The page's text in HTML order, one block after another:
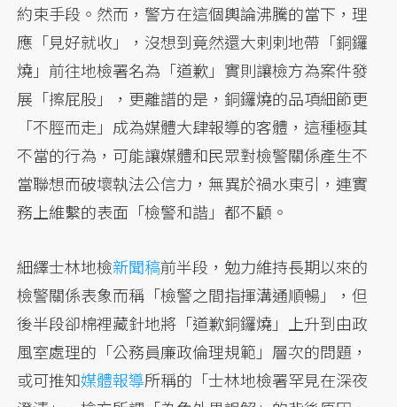
約束手段。然而，警方在這個輿論沸騰的當下，理
應「見好就收」，沒想到竟然還大剌剌地帶「銅鑼
燒」前往地檢署名為「道歉」實則讓檢方為案件發
展「擦屁股」，更離譜的是，銅鑼燒的品項細節更
「不脛而走」成為媒體大肆報導的客體，這種極其
不當的行為，可能讓媒體和民眾對檢警關係產生不
當聯想而破壞執法公信力，無異於禍水東引，連實
務上維繫的表面「檢警和諧」都不顧。
細繹士林地檢新聞稿前半段，勉力維持長期以來的
檢警關係表象而稱「檢警之間指揮溝通順暢」，但
後半段卻棉裡藏針地將「道歉銅鑼燒」上升到由政
風室處理的「公務員廉政倫理規範」層次的問題，
或可推知媒體報導所稱的「士林地檢署罕見在深夜